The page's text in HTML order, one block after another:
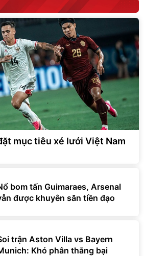
mục tiêu xé lưới Việt Nam
bom tấn Guimaraes, Arsenal
được khuyên săn tiền đạo
trận Aston Villa vs Bayern
Khó phân thắng bại